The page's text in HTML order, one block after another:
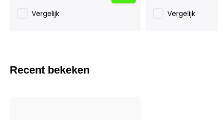
Vergelijk Vergelijk
Recent bekeken